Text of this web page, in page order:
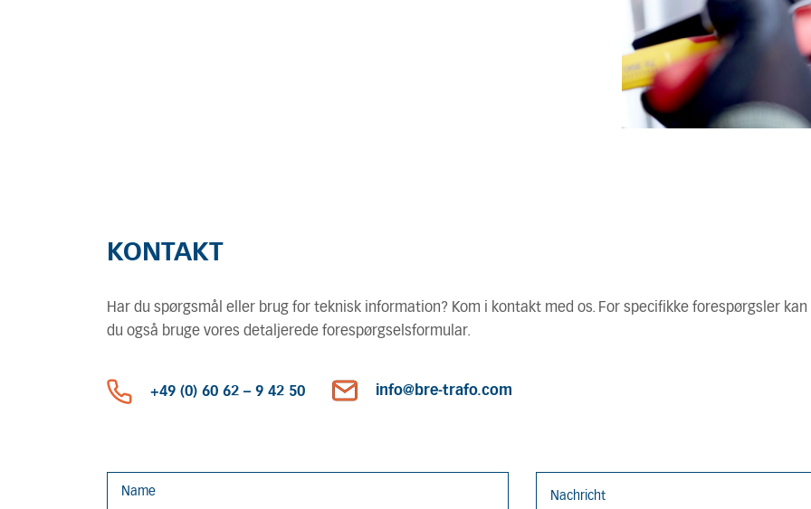
KONTAKT
Har du spørgsmål eller brug for teknisk information? Kom i kontakt med os. For specifikke forespørgsler kan
du også bruge vores detaljerede forespørgselsformular.
+49 (0) 60 62 – 9 42 50 info@bre-trafo.com